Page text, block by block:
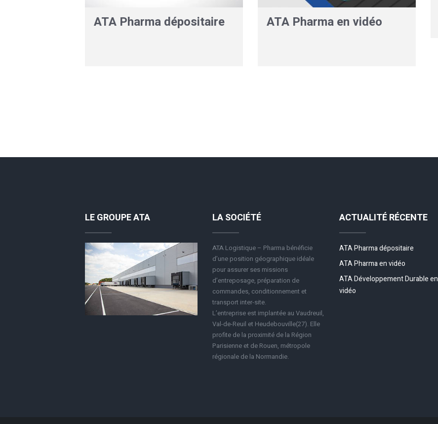
ATA Pharma dépositaire ATA Pharma en vidéo
LE GROUPE ATA LA SOCIÉTÉ
ATA Logistique – Pharma bénéficie
d’une position géographique idéale
pour assurer ses missions
d’entreposage, préparation de
commandes, conditionnement et
transport inter-site.
L’entreprise est implantée au Vaudreuil,
Val-de-Reuil et Heudebouville(27). Elle
profite de la proximité de la Région
Parisienne et de Rouen, métropole
régionale de la Normandie.
ACTUALITÉ RÉCENTE
ATA Pharma dépositaire
ATA Pharma en vidéo
ATA Développement Durable en
vidéo